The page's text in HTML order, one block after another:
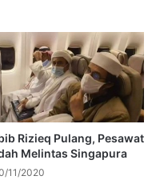
Rizieq Pulang, Pesawat
Melintas Singapura
11/2020